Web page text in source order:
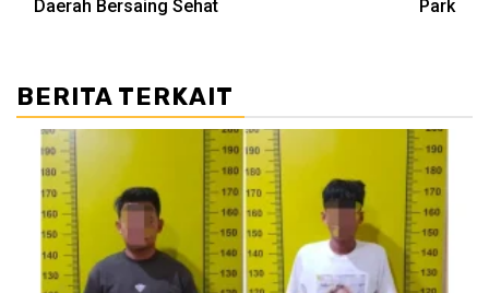
Daerah Bersaing Sehat Park
BERITA TERKAIT